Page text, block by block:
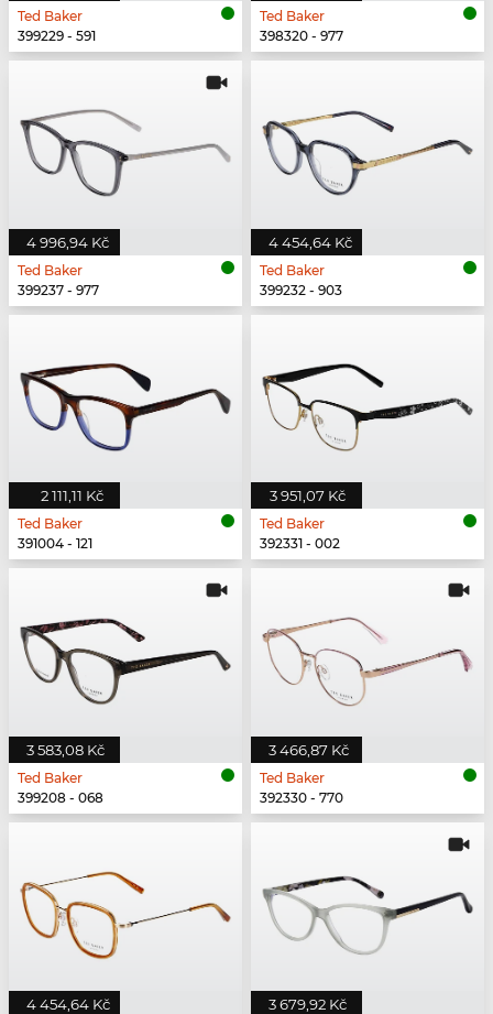
Ted Baker
399229 - 591
Ted Baker
398320 - 977
4 996,94 Kč
Ted Baker
399237 - 977
4 454,64 Kč
Ted Baker
399232 - 903
2 111,11 Kč
Ted Baker
391004 - 121
3 951,07 Kč
Ted Baker
392331 - 002
3 583,08 Kč
Ted Baker
399208 - 068
3 466,87 Kč
Ted Baker
392330 - 770
4 454,64 Kč 3 679,92 Kč